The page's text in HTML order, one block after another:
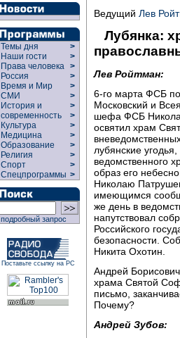
Темы дня
>
Наши гости
>
Права человека >
Россия
>
Время и Мир
>
СМИ
>
История и
современность
>
>
Культура
>
Медицина
>
Образование
>
Религия
>
Спорт
>
Спецпрограммы >
подробный запрос
Поставьте ссылку на РС
Ведущий Лев
Лубянка:
Лев Ройтман:
6-го марта ФСБ
Московский и
шефа ФСБ
освятил храм
лубянские
ведомственного
образ его
Николаю
имеющимся
же день в
напутствовал
Российского
безопасности.
Никита Охотин.
Андрей
храма Святой
письмо,
Почему?
Андрей Зубов: